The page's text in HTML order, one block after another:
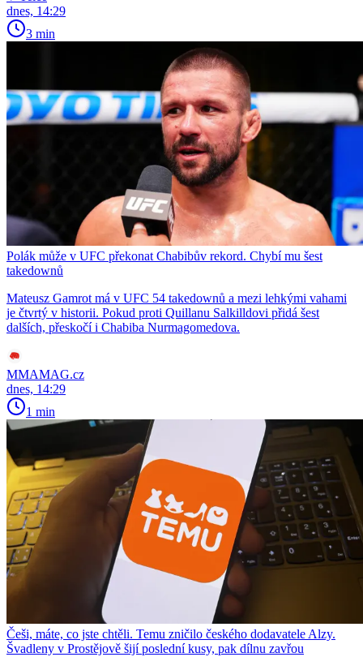
dnes, 14:29
3 min
Polák může v UFC překonat Chabibův rekord. Chybí mu šest
takedownů
Mateusz Gamrot má v UFC 54 takedownů a mezi lehkými vahami
je čtvrtý v historii. Pokud proti Quillanu Salkilldovi přidá šest
dalších, přeskočí i Chabiba Nurmagomedova.
MMAMAG.cz
dnes, 14:29
1 min
Češi, máte, co jste chtěli. Temu zničilo českého dodavatele Alzy.
Švadleny v Prostějově šijí poslední kusy, pak dílnu zavřou